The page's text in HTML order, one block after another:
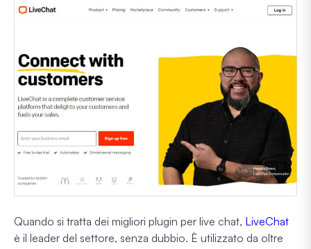
Quando si tratta dei migliori plugin per live chat, LiveChat
è il leader del settore, senza dubbio. È utilizzato da oltre